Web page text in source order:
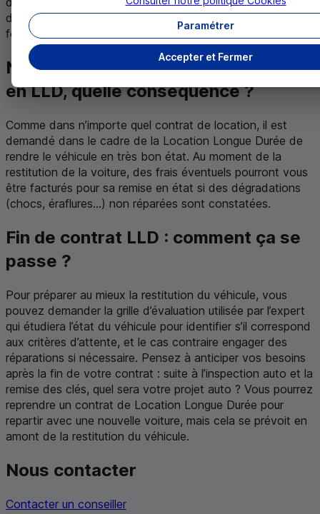
dépassement étant appliqués en cas de non-respect du
forfait kilométrique indiqué dans le contrat.
Ne pas prendre soin de son véhicule
enLLD, quelle conséquence ?
Comme dans n’importe quel contrat de location, il est
demandé dans le cadre de la Location Longue Durée de
rendre le véhicule en très bon état. Au moment de la
restitution de la voiture, des frais éventuels pourront vous
être facturés pour sa remise en état si des dégradations
(chocs, éraflures...) non réparées sont constatées.
Fin de contrat LLD : comment ça se
passe ?
Pour préparer au mieux la restitution du véhicule, vous
pouvez demander la grille d’évaluation utilisée par l’expert
qui étudiera l’état du véhicule pour identifier s’il correspond
aux critères d’attente, et le cas contraire engager des
réparations si nécessaire. Pensez à anticiper vos besoins
après la fin de votre contrat : suite à l’inspection auto et la
remise des clés, quel sera votre projet auto ? Vous pourrez
reprendre un contrat de Location Longue Durée pour
repartir avec une nouvelle voiture, mais cela se prévoit en
amont de la restitution du véhicule.
Nous contacter
Contacter un conseiller
Accepter et Fermer
Paramétrer